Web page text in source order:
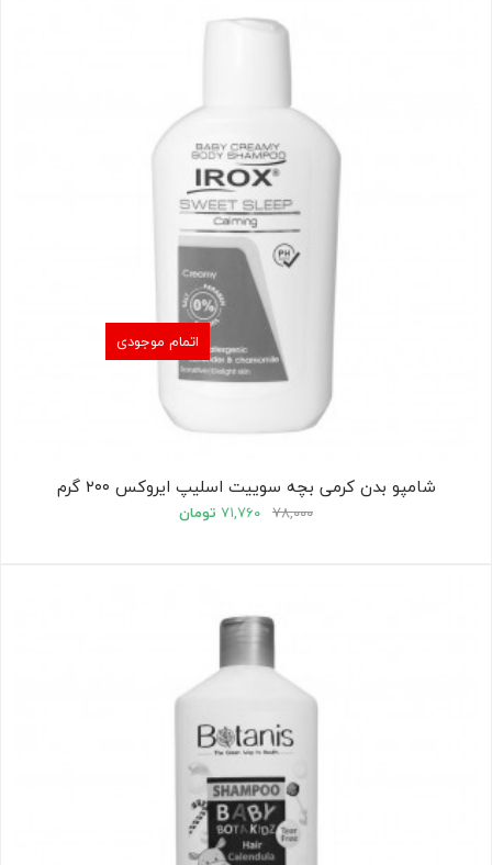
اتمام موجودی
شامپو بدن کرمی بچه سوییت اسلیپ ایروکس ۲۰۰ گرم
۷۸,۰۰۰ ۷۱,۷۶۰ تومان